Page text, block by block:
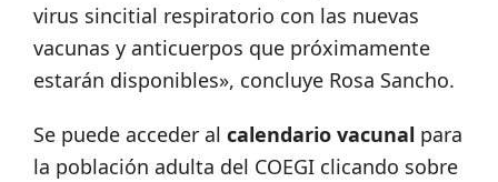
virus sincitial respiratorio con las nuevas
vacunas y anticuerpos que próximamente
estarán disponibles», concluye Rosa Sancho.
Se puede acceder al calendario vacunal para
la población adulta del COEGI clicando sobre